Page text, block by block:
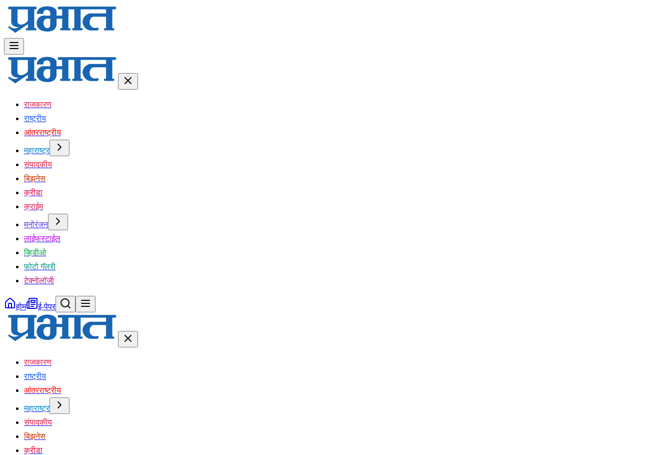
राजकारण
राष्ट्रीय
आंतरराष्ट्रीय
महाराष्ट्र
संपादकीय
बिझनेस
क्रीडा
क्राईम
मनोरंजन
लाईफस्टाईल
व्हिडीओ
फोटो गॅलरी
टेक्नोलॉजी
होम ई-पेपर
राजकारण
राष्ट्रीय
आंतरराष्ट्रीय
महाराष्ट्र
संपादकीय
बिझनेस
क्रीडा